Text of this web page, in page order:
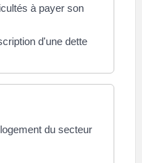
à payer son
d'une dette
du secteur